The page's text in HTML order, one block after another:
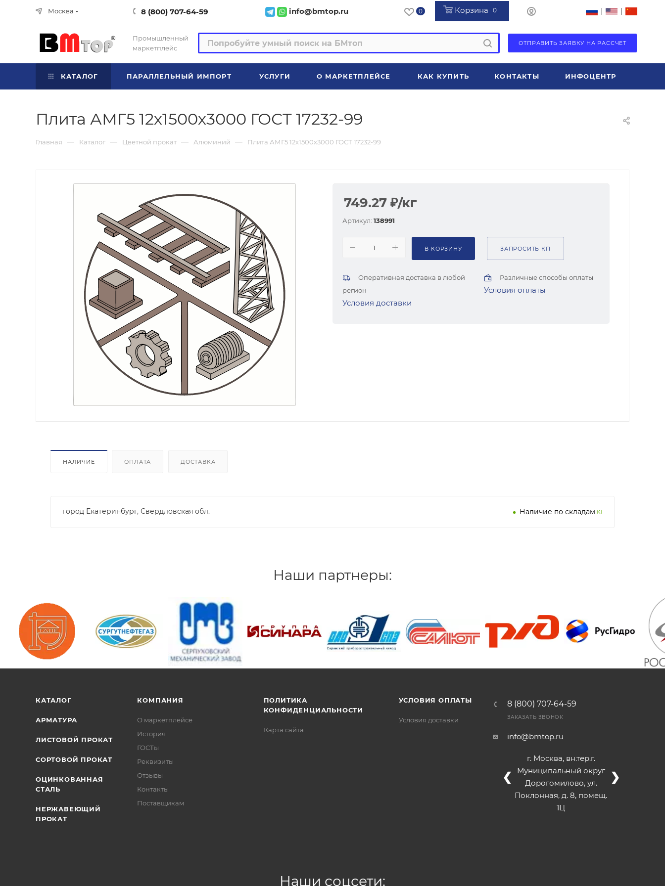
Москва 8 (800) 707-64-59 info@bmtop.ru 0 Корзина 0 | |
Промышленный
маркетплейс
ОТПРАВИТЬ ЗАЯВКУ НА РАССЧЕТ
КАТАЛОГ ПАРАЛЛЕЛЬНЫЙ ИМПОРТ УСЛУГИ О МАРКЕТПЛЕЙСЕ КАК КУПИТЬ КОНТАКТЫ ИНФОЦЕНТР
Плита АМГ5 12х1500х3000 ГОСТ 17232-99
Главная — Каталог — Цветной прокат — Алюминий — Плита АМГ5 12х1500х3000 ГОСТ 17232-99
749.27 ₽/кг
Артикул: 138991
В КОРЗИНУ ЗАПРОСИТЬ КП
Оперативная доставка в любой
регион
Условия доставки
Различные способы оплаты
Условия оплаты
НАЛИЧИЕ ОПЛАТА ДОСТАВКА
город Екатеринбург, Свердловская обл. Наличие по складам кг
Наши партнеры:
КАТАЛОГ
АРМАТУРА
ЛИСТОВОЙ ПРОКАТ
СОРТОВОЙ ПРОКАТ
ОЦИНКОВАННАЯ
СТАЛЬ
НЕРЖАВЕЮЩИЙ
ПРОКАТ
КОМПАНИЯ
О маркетплейсе
История
ГОСТы
Реквизиты
Отзывы
Контакты
Поставщикам
ПОЛИТИКА
КОНФИДЕНЦИАЛЬНОСТИ
Карта сайта
УСЛОВИЯ ОПЛАТЫ
Условия доставки
8 (800) 707-64-59
ЗАКАЗАТЬ ЗВОНОК
info@bmtop.ru
г. Москва, вн.тер.г.
Муниципальный округ
Дорогомилово, ул.
Поклонная, д. 8, помещ.
1Ц
❮ ❯
Наши соцсети: